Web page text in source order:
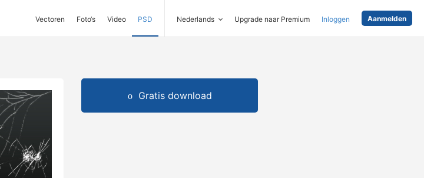
Vectoren Foto‘s Video PSD Nederlands Upgrade naar Premium Inloggen Aanmelden
Gratis download